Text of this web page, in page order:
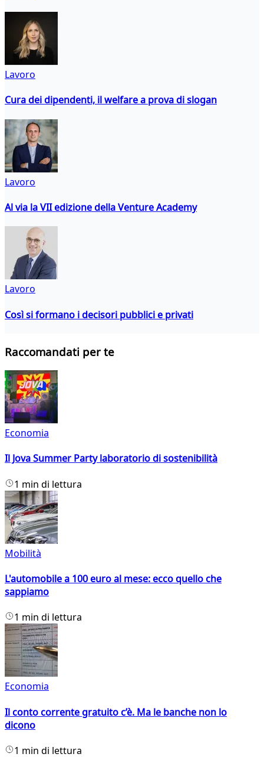
Lavoro
Cura dei dipendenti, il welfare a prova di slogan
Lavoro
Al via la VII edizione della Venture Academy
Lavoro
Così si formano i decisori pubblici e privati
Raccomandati per te
Economia
Il Jova Summer Party laboratorio di sostenibilità
1 min di lettura
Mobilità
L'automobile a 100 euro al mese: ecco quello che
sappiamo
1 min di lettura
Economia
Il conto corrente gratuito c’è. Ma le banche non lo
dicono
1 min di lettura